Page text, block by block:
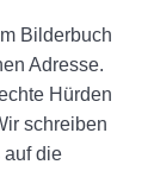
Bilderbuch
Adresse.
Hürden
schreiben
auf die